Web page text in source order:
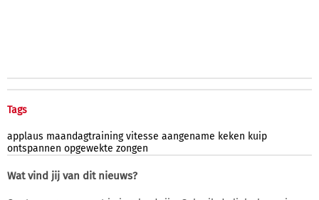
Tags
applaus maandagtraining vitesse aangename keken kuip
ontspannen opgewekte zongen
Wat vind jij van dit nieuws?